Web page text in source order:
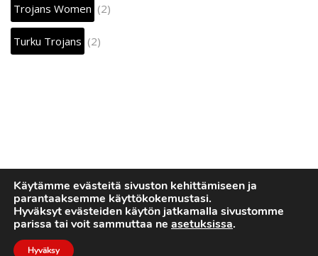
Trojans Women (2)
Turku Trojans (2)
Käytämme evästeitä sivuston kehittämiseen ja
parantaaksemme käyttökokemustasi.
Hyväksyt evästeiden käytön jatkamalla sivustomme
parissa tai voit sammuttaa ne asetuksissa.
Hyväksy